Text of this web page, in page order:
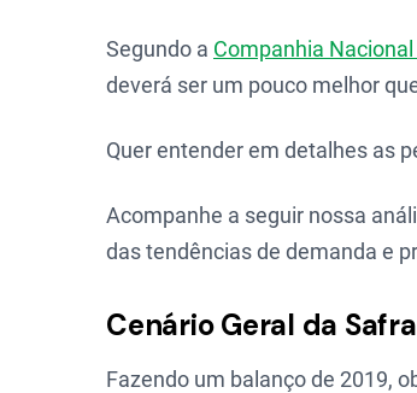
Segundo a Companhia
deverá ser um pouco melhor
Quer entender em detalhes as
Acompanhe a seguir nossa
das tendências de demanda e
Cenário Geral da
Fazendo um balanço de 2019,